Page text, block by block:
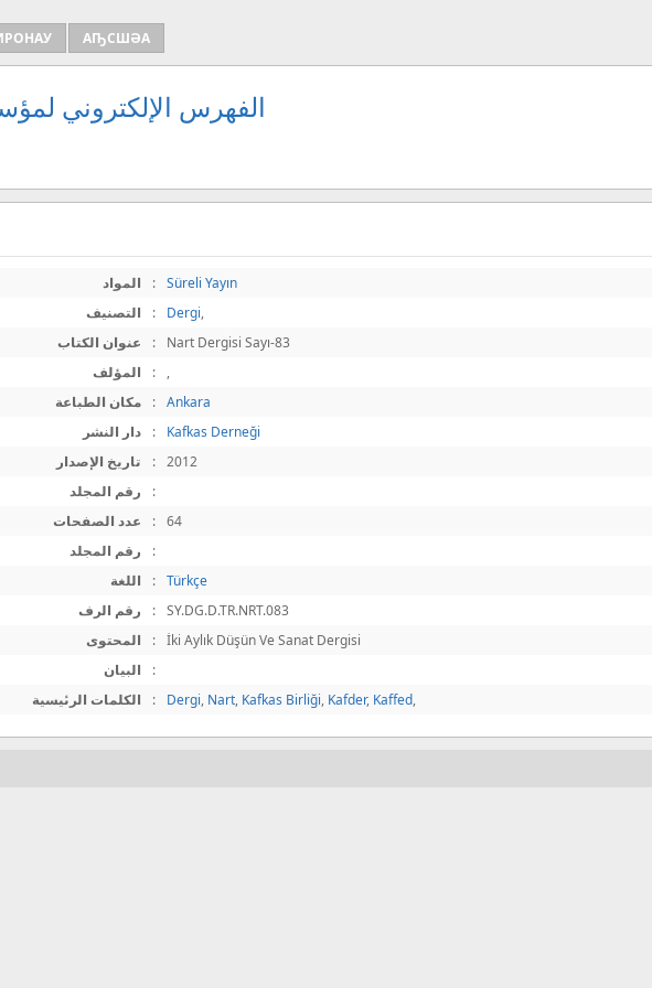
АҦСШӘА
الفهرس الإلكتروني
المواد :
Süreli Yayın
التصنيف
: Dergi,
عنوان الكتاب
:
Nart Dergisi Sayı-83
المؤلف
:
,
مكان الطباعة
:
Ankara
دار النشر
:
Kafkas Derneği
تاريخ الإصدار
:
2012
رقم المجلد
:
عدد الصفحات
:
64
رقم المجلد
:
اللغة
:
Türkçe
رقم الرف
:
SY.DG.D.TR.NRT.083
المحتوى
:
İki Aylık Düşün Ve Sanat Dergisi
البيان
:
الكلمات الرئيسية
: Dergi, Nart, Kafkas Birliği, Kafder, Kaffed,